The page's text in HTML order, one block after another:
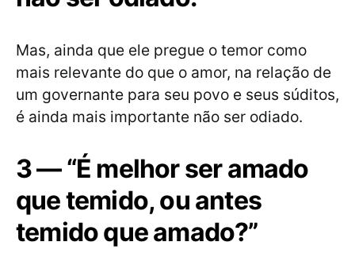
Mas, ainda que ele pregue o temor como
mais relevante do que o amor, na relação de
um governante para seu povo e seus súditos,
é ainda mais importante não ser odiado.
3 — “É melhor ser amado
que temido, ou antes
temido que amado?”